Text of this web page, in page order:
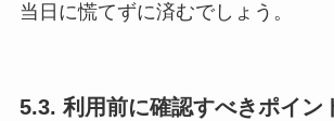
当日に慌てずに済むでしょう。
5.3. 利用前に確認すべきポイン